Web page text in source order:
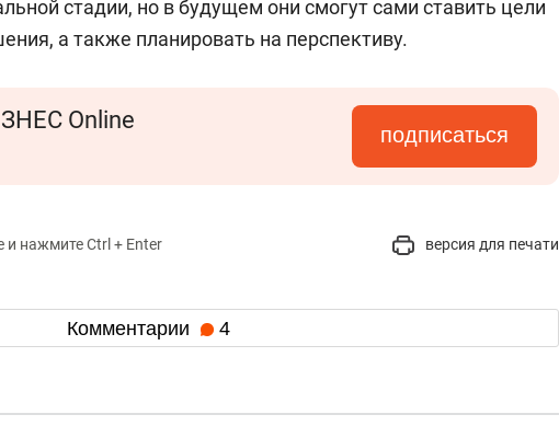
стадии, но в будущем они смогут сами ставить цели
а также планировать на перспективу.
Online
подписаться
и нажмите Ctrl + Enter версия для печати
Комментарии 4